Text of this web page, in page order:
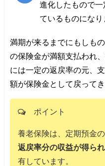
進化したもので
ているものになり
満期が来るまでにもしも
の保険金が満額支払われ
には一定の返戻率の元、
額が保険金として戻ってき
ポイント
養老保険は、定期預金
返戻率分の収益が得ら
有しています。